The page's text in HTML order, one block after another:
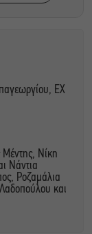
ΕΧ
Νίκη
Νάντια
Ροζαμάλια
και